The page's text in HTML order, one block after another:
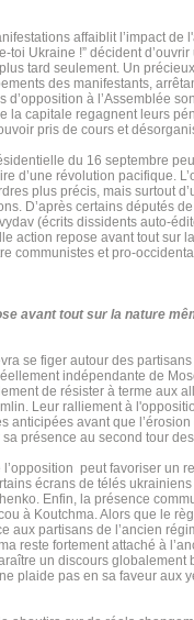
affaiblit l’impact de
toi Ukraine !” décident
tard seulement. Un
des manifestants,
à l’Assemblée
la capitale regagnent leurs
pris de cours et
du 16 septembre
d’une révolution pacifique.
plus précis, mais surtout
D’après certains députés
(écrits dissidents auto-
action repose avant tout sur
communistes et pro-
avant tout sur la nature
se figer autour des
indépendante de
de résister à terme aux
Leur ralliement à
anticipées avant que
présence au second tour
peut favoriser un
écrans de télés
Enfin, la présence
à Koutchma. Alors que le
aux partisans de l’ancien
reste fortement attaché à
un discours globalement
plaide pas en sa faveur aux